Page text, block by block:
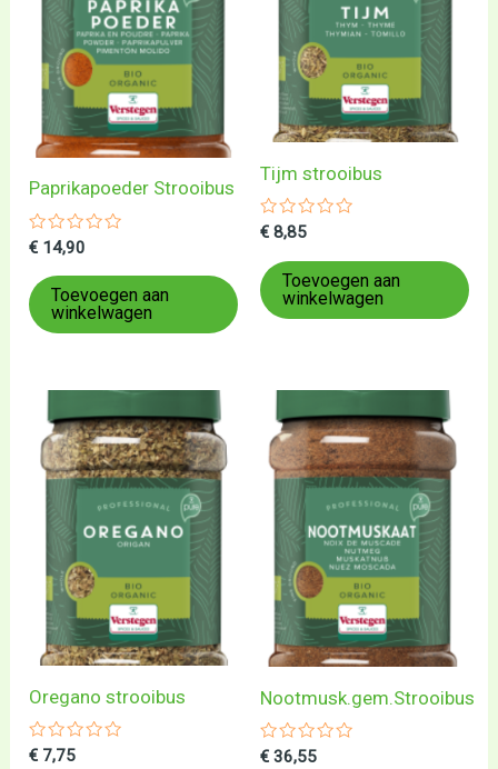
Paprikapoeder Strooibus
Gewaardeerd
uit
5
€ 14,90
Toevoegen aan
winkelwagen
Tijm strooibus
Gewaardeerd
uit
5
€ 8,85
Toevoegen aan
winkelwagen
Oregano strooibus
Gewaardeerd
€ 7,75
Nootmusk.gem.Strooibus
Gewaardeerd
€ 36,55